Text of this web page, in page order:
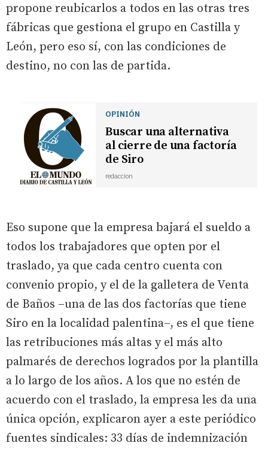
propone reubicarlos a todos en las otras tres
fábricas que gestiona el grupo en Castilla y
León, pero eso sí, con las condiciones de
destino, no con las de partida.
OPINIÓN
Buscar una alternativa
al cierre de una factoría
de Siro
redaccion
Eso supone que la empresa bajará el sueldo a
todos los trabajadores que opten por el
traslado, ya que cada centro cuenta con
convenio propio, y el de la galletera de Venta
de Baños –una de las dos factorías que tiene
Siro en la localidad palentina–, es el que tiene
las retribuciones más altas y el más alto
palmarés de derechos logrados por la plantilla
a lo largo de los años. A los que no estén de
acuerdo con el traslado, la empresa les da una
única opción, explicaron ayer a este periódico
fuentes sindicales: 33 días de indemnización